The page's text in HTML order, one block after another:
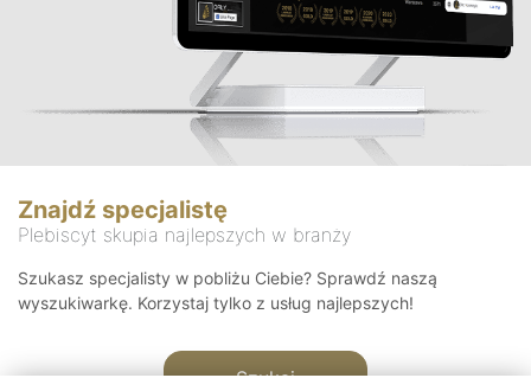
Znajdź specjalistę
Plebiscyt skupia najlepszych w branży
Szukasz specjalisty w pobliżu Ciebie? Sprawdź naszą
wyszukiwarkę. Korzystaj tylko z usług najlepszych!